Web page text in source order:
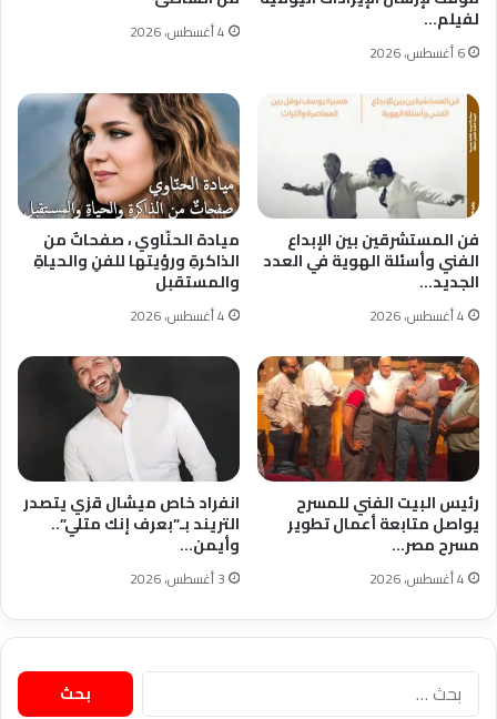
لفيلم…
6 أغسطس، 2026
4 أغسطس، 2026
فن المستشرقين بين الإبداع
الفني وأسئلة الهوية في العدد
الجديد…
4 أغسطس، 2026
ميادة الحنّاوي ، صفحاتٌ من
الذاكرةِ ورؤيتها للفنِ والحياةِ
والمستقبل
4 أغسطس، 2026
رئيس البيت الفني للمسرح
يواصل متابعة أعمال تطوير
مسرح مصر…
4 أغسطس، 2026
انفراد خاص ميشال قزي يتصدر
التريند بـ”بعرف إنك متلي”..
وأيمن…
3 أغسطس، 2026
البحث
عن: